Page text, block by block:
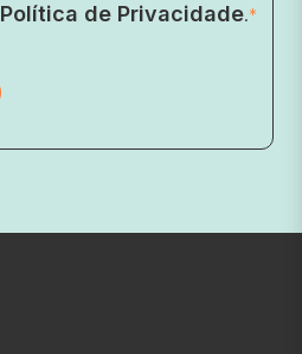
Política de Privacidade.*